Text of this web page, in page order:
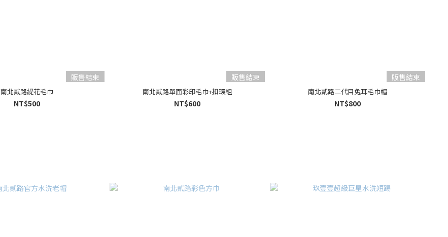
販售結束
南北貳路緹花毛巾
NT$500
販售結束
南北貳路單面彩印毛巾+扣環組
NT$600
販售結束
南北貳路二代目兔耳毛巾帽
NT$800